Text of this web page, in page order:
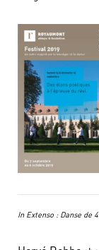
In Extenso : Danse de 4